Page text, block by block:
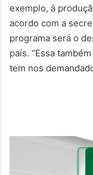
exemplo, à
acordo com a
programa será o
país. “Essa
tem nos